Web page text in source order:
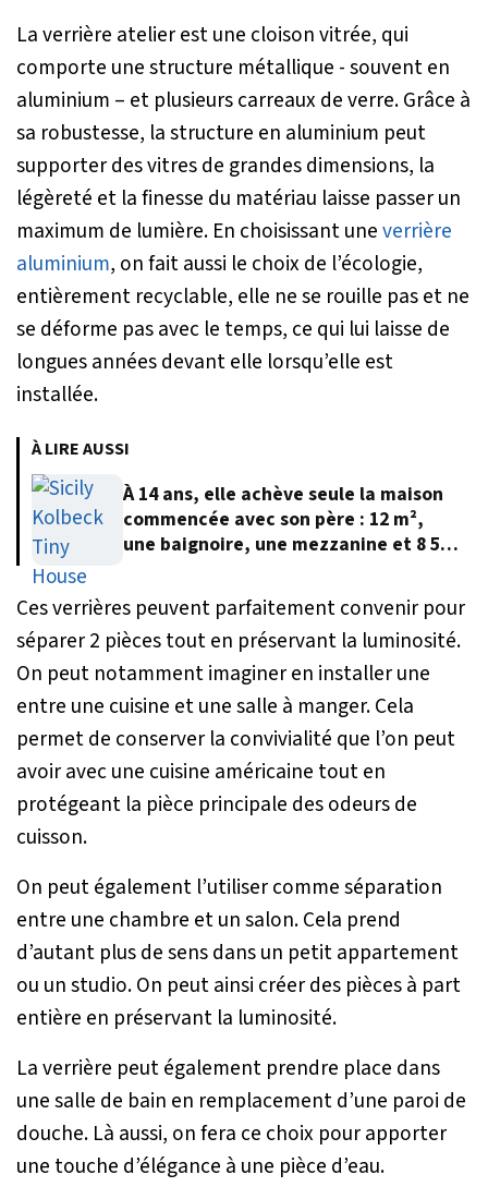
La verrière atelier est une cloison vitrée, qui
comporte une structure métallique - souvent en
aluminium – et plusieurs carreaux de verre. Grâce à
sa robustesse, la structure en aluminium peut
supporter des vitres de grandes dimensions, la
légèreté et la finesse du matériau laisse passer un
maximum de lumière. En choisissant uneverrière
aluminium, on fait aussi le choix de l’écologie,
entièrement recyclable, elle ne se rouille pas et ne
se déforme pas avec le temps, ce qui lui laisse de
longues années devant elle lorsqu’elle est
installée.
À LIRE AUSSI
À 14 ans, elle achève seule la maison
commencée avec son père : 12 m²,
une baignoire, une mezzanine et 8 500
Ces verrières peuvent parfaitement convenir pour
séparer 2 pièces tout en préservant la luminosité.
On peut notamment imaginer en installer une
entre une cuisine et une salle à manger. Cela
permet de conserver la convivialité que l’on peut
avoir avec une cuisine américaine tout en
protégeant la pièce principale des odeurs de
cuisson.
On peut également l’utiliser comme séparation
entre une chambre et un salon. Cela prend
d’autant plus de sens dans un petit appartement
ou un studio. On peut ainsi créer des pièces à part
entière en préservant la luminosité.
La verrière peut également prendre place dans
une salle de bain en remplacement d’une paroi de
douche. Là aussi, on fera ce choix pour apporter
une touche d’élégance à une pièce d’eau.